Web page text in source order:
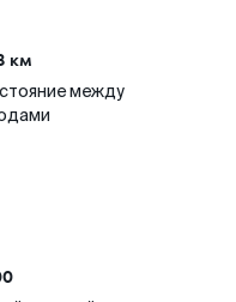
км
между